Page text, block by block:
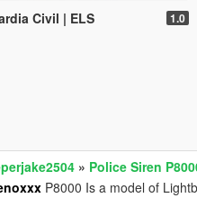
Civil | ELS 1.0
» Police Siren
P8000 Is a model of